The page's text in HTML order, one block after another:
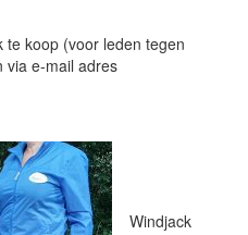
te koop (voor leden tegen
via e-mail adres
Windjack